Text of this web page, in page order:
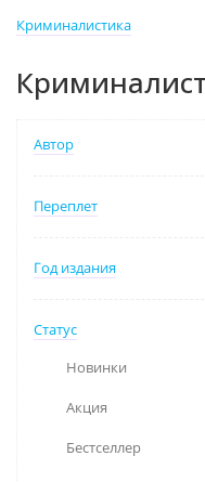
Криминалистика
Автор
Переплет
Год издания
Статус
Новинки
Акция
Бестселлер